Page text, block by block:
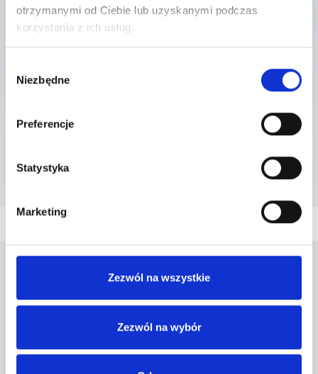
otrzymanymi od Ciebie lub uzyskanymi podczas
korzystania z ich usług.
zgody
Niezbędne
Preferencje
Statystyka
Marketing
Zezwól na wszystkie
Zezwól na wybór
Lista placówek w
których usługa jest
Szpital Piaseczno
Penta Hospitals Polska